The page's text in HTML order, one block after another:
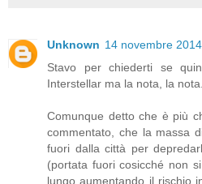
Unknown 14 novembre
Stavo per chiederti se
Interstellar ma la nota, la
Comunque detto che è più
commentato, che la massa
fuori dalla città per
(portata fuori cosicché non
lungo aumentando il rischio